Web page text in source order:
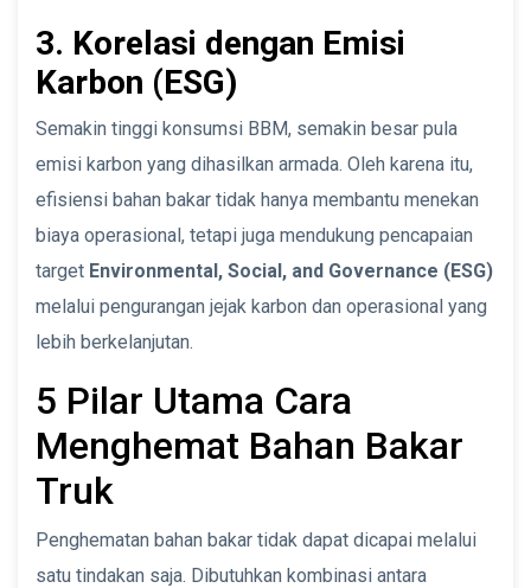
3. Korelasi dengan Emisi
Karbon (ESG)
Semakin tinggi konsumsi BBM, semakin besar pula
emisi karbon yang dihasilkan armada. Oleh karena itu,
efisiensi bahan bakar tidak hanya membantu menekan
biaya operasional, tetapi juga mendukung pencapaian
target Environmental, Social, and Governance (ESG)
melalui pengurangan jejak karbon dan operasional yang
lebih berkelanjutan.
5 Pilar Utama Cara
Menghemat Bahan Bakar
Truk
Penghematan bahan bakar tidak dapat dicapai melalui
satu tindakan saja. Dibutuhkan kombinasi antara